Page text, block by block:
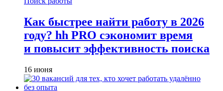
Как быстрее найти работу в 2026
году? hh PRO сэкономит время
и повысит эффективность поиска
16 июня